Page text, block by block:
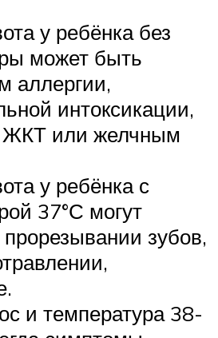
у ребёнка без
может быть
аллергии,
интоксикации,
ЖКТ или желчным
у ребёнка с
37°С могут
прорезывании зубов,
и температура 38-